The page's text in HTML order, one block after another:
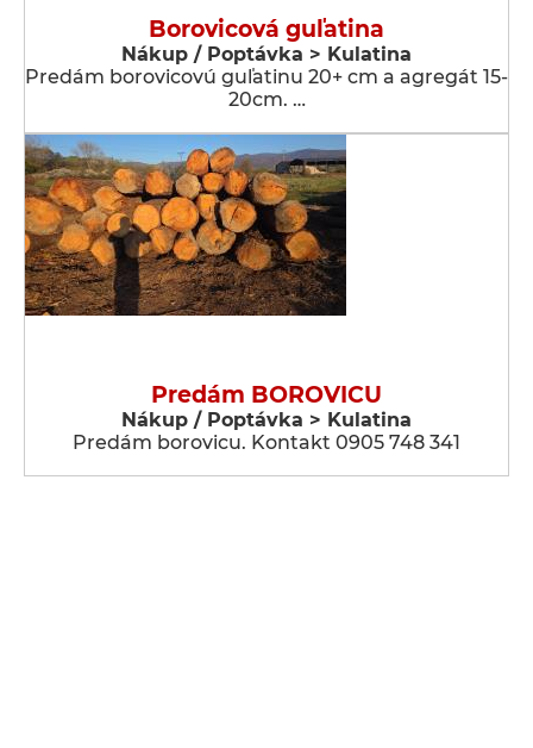
Borovicová guľatina
Nákup / Poptávka > Kulatina
Predám borovicovú guľatinu 20+ cm a agregát 15-
20cm. …
Predám BOROVICU
Nákup / Poptávka > Kulatina
Predám borovicu. Kontakt 0905 748 341